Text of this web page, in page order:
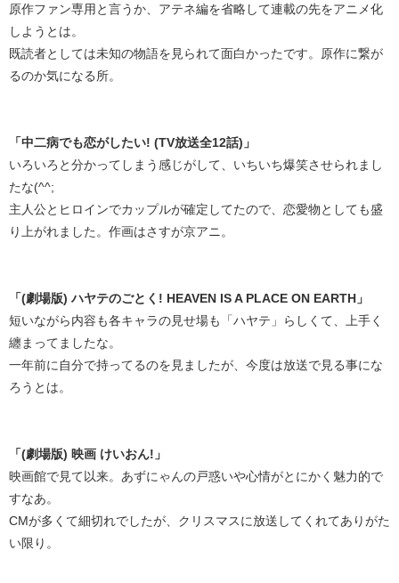
原作ファン専用と言うか、アテネ編を省略して連載の先をアニメ化
しようとは。
既読者としては未知の物語を見られて面白かったです。原作に繋が
るのか気になる所。
「中二病でも恋がしたい! (TV放送全12話)」
いろいろと分かってしまう感じがして、いちいち爆笑させられまし
たな(^^;
主人公とヒロインでカップルが確定してたので、恋愛物としても盛
り上がれました。作画はさすが京アニ。
「(劇場版) ハヤテのごとく! HEAVEN IS A PLACE ON EARTH」
短いながら内容も各キャラの見せ場も「ハヤテ」らしくて、上手く
纏まってましたな。
一年前に自分で持ってるのを見ましたが、今度は放送で見る事にな
ろうとは。
「(劇場版) 映画 けいおん!」
映画館で見て以来。あずにゃんの戸惑いや心情がとにかく魅力的で
すなあ。
CMが多くて細切れでしたが、クリスマスに放送してくれてありがた
い限り。